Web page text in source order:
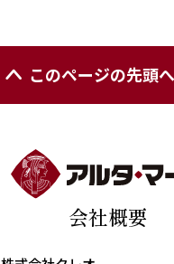
このページの先頭
会社概要